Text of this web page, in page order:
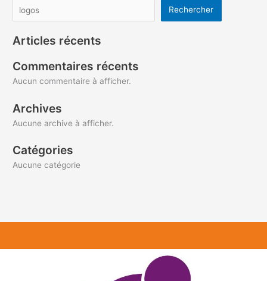
Rechercher
Articles récents
Commentaires récents
Aucun commentaire à afficher.
Archives
Aucune archive à afficher.
Catégories
Aucune catégorie